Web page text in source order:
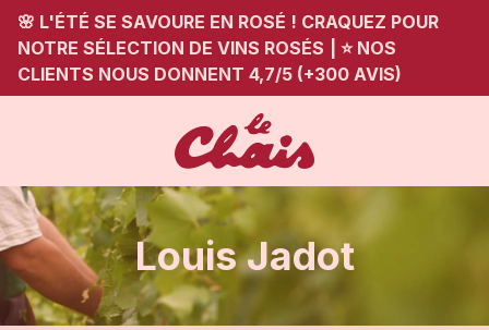
🌸 L'ÉTÉ SE SAVOURE EN ROSÉ ! CRAQUEZ POUR
NOTRE SÉLECTION DE VINS ROSÉS
⭐ NOS
CLIENTS NOUS DONNENT 4,7/5 (+300 AVIS)
Louis Jadot